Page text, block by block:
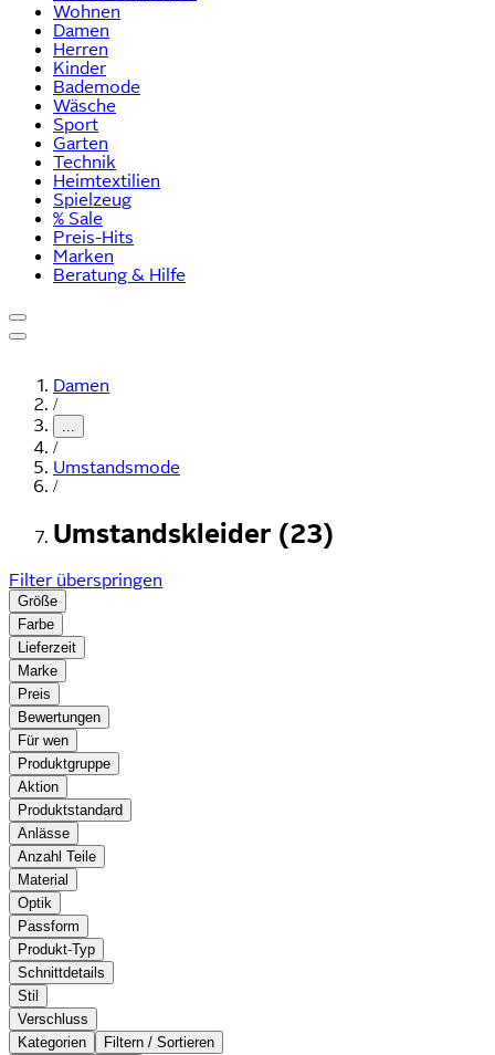
Wohnen
Damen
Herren
Kinder
Bademode
Wäsche
Sport
Garten
Technik
Heimtextilien
Spielzeug
% Sale
Preis-Hits
Marken
Beratung & Hilfe
Damen
/
...
/
Umstandsmode
/
Umstandskleider (23)
Filter überspringen
Größe
Farbe
Lieferzeit
Marke
Preis
Bewertungen
Für wen
Produktgruppe
Aktion
Produktstandard
Anlässe
Anzahl Teile
Material
Optik
Passform
Produkt-Typ
Schnittdetails
Stil
Verschluss
Kategorien
Filtern / Sortieren